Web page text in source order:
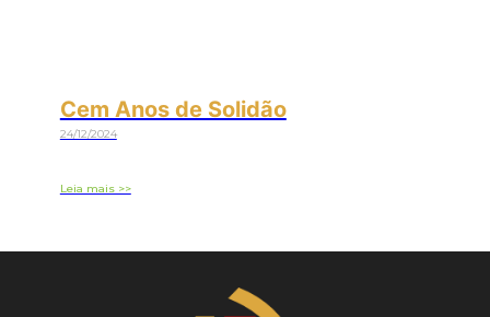
Cem Anos de Solidão
24/12/2024
Leia mais >>